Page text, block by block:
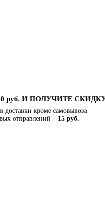
руб. И ПОЛУЧИТЕ
доставки кроме самовывоза
отправлений – 15 руб.